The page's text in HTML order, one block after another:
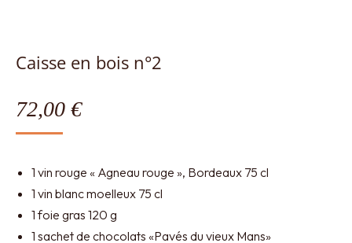
Caisse en bois n°2
72,00 €
1 vin rouge « Agneau rouge », Bordeaux 75 cl
1 vin blanc moelleux 75 cl
1 foie gras 120 g
1 sachet de chocolats «Pavés du vieux Mans»